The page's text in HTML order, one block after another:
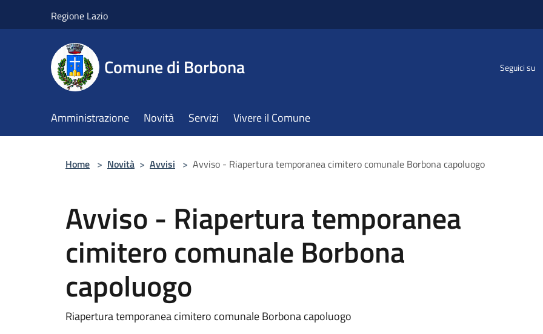
Regione Lazio
Comune di Borbona Seguici su
Amministrazione Novità Servizi Vivere il Comune
Home > Novità > Avvisi > Avviso - Riapertura temporanea cimitero comunale Borbona capoluogo
Avviso - Riapertura temporanea
cimitero comunale Borbona
capoluogo
Riapertura temporanea cimitero comunale Borbona capoluogo